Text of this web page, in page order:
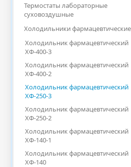
Термостаты лабораторные
суховоздушные
Холодильники фармацевтические
Холодильник фармацевтический
ХФ-400-3
Холодильник фармацевтический
ХФ-400-2
Холодильник фармацевтический
ХФ-250-3
Холодильник фармацевтический
ХФ-250-2
Холодильник фармацевтический
ХФ-140-1
Холодильник фармацевтический
ХФ-140